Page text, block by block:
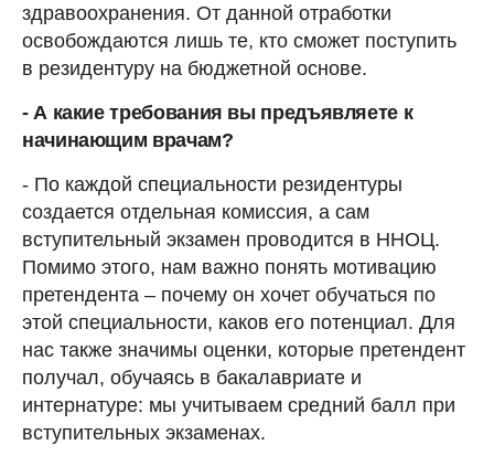
здравоохранения. От данной отработки
освобождаются лишь те, кто сможет поступить
в резидентуру на бюджетной основе.
- А какие требования вы предъявляете к
начинающим врачам?
- По каждой специальности резидентуры
создается отдельная комиссия, а сам
вступительный экзамен проводится в ННОЦ.
Помимо этого, нам важно понять мотивацию
претендента – почему он хочет обучаться по
этой специальности, каков его потенциал. Для
нас также значимы оценки, которые претендент
получал, обучаясь в бакалавриате и
интернатуре: мы учитываем средний балл при
вступительных экзаменах.